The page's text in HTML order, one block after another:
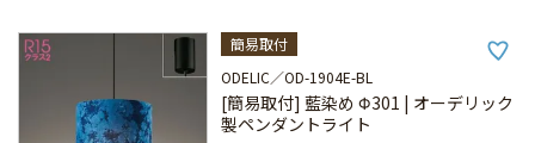
簡易取付
ODELIC
OD-1904E-BL
[簡易取付] 藍染め Φ301 | オーデリック
製ペンダントライト